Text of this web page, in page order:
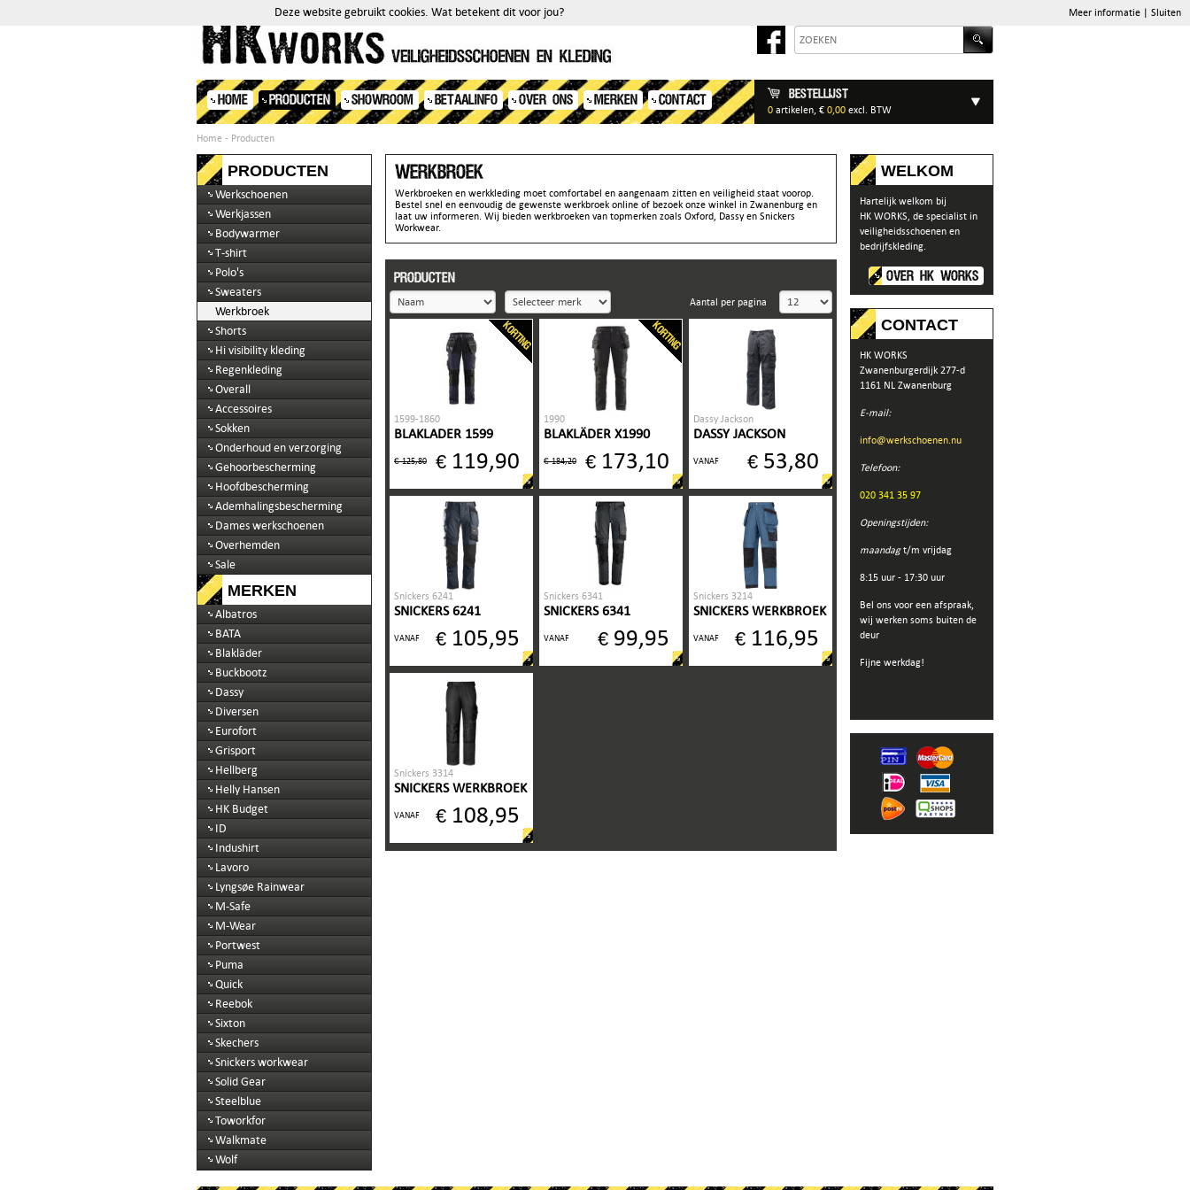
Deze website gebruikt cookies. Wat betekent dit voor jou? Meer informatie| Sluiten
HOME PRODUCTEN SHOWROOM BETAALINFO OVER ONS MERKEN CONTACT Bestellijst
0 artikelen, € 0,00 excl. BTW
Home - Producten
PRODUCTEN
Werkschoenen
Werkjassen
Bodywarmer
T-shirt
Polo's
Sweaters
Werkbroek
Shorts
Hi visibility kleding
Regenkleding
Overall
Accessoires
Sokken
Onderhoud en verzorging
Gehoorbescherming
Hoofdbescherming
Ademhalingsbescherming
Dames werkschoenen
Overhemden
Sale
MERKEN
Albatros
BATA
Blakläder
Buckbootz
Dassy
Diversen
Eurofort
Grisport
Hellberg
Helly Hansen
HK Budget
ID
Indushirt
Lavoro
Lyngsøe Rainwear
M-Safe
M-Wear
Portwest
Puma
Quick
Reebok
Sixton
Skechers
Snickers workwear
Solid Gear
Steelblue
Toworkfor
Walkmate
Wolf
Werkbroek
Werkbroeken en werkkleding moet comfortabel en aangenaam zitten en veiligheid staat voorop.
Bestel snel en eenvoudig de gewenste werkbroek online of bezoek onze winkel in Zwanenburg en
laat uw informeren. Wij bieden werkbroeken van topmerken zoals Oxford, Dassy en Snickers
Workwear.
Producten
Aantal per pagina
1599-1860
BLAKLADER 1599
STRETCH EN
€125,80 € 119,90
1990
BLAKLÄDER X1990
MET STRETCH EN
€184,20 € 173,10
Dassy Jackson
DASSY JACKSON
VANAF € 53,80
Snickers 6241
SNICKERS 6241
MET HOLSTERZAKKEN
VANAF € 105,95
Snickers 6341
SNICKERS 6341
VANAF € 99,95
Snickers 3214
SNICKERS WERKBROEK
VANAF € 116,95
Snickers 3314
SNICKERS WERKBROEK
VANAF € 108,95
WELKOM
Hartelijk welkom bij
HK WORKS, de specialist in
veiligheidsschoenen en
bedrijfskleding.
OVER HK WORKS
CONTACT
HK WORKS
Zwanenburgerdijk 277-d
1161 NL Zwanenburg
E-mail:
info@werkschoenen.nu
Telefoon:
020 341 35 97
Openingstijden:
maandagt/m vrijdag
8:15 uur - 17:30 uur
Bel ons voor een afspraak,
wij werken soms buiten de
deur
Fijne werkdag!